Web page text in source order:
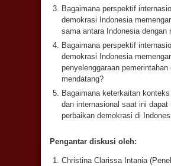
Bagaimana perspektif
demokrasi Indonesia
sama antara Indonesia dengan
Bagaimana perspektif
demokrasi Indonesia
penyelenggaraan pemerintahan
mendatang?
Bagaimana keterkaitan
dan internasional saat ini dapat
perbaikan demokrasi di
Pengantar diskusi oleh:
Christina Clarissa Intania